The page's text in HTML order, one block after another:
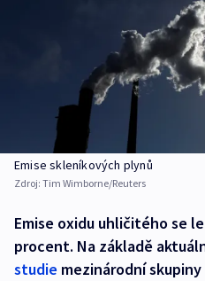
Emise skleníkových plynů
Zdroj: Tim Wimborne/Reuters
Emise oxidu uhličitého se
procent. Na základě
studie mezinárodní